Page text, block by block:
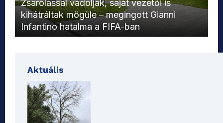
Zsarolással vádolják, saját vezetői is
kihátráltak mögüle – megingott Gianni
Infantino hatalma a FIFA-ban
Aktuális